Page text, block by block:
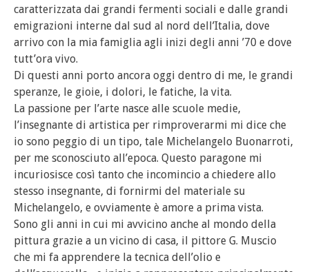
caratterizzata dai grandi fermenti sociali e dalle grandi
emigrazioni interne dal sud al nord dell’Italia, dove
arrivo con la mia famiglia agli inizi degli anni ’70 e dove
tutt’ora vivo.
Di questi anni porto ancora oggi dentro di me, le grandi
speranze, le gioie, i dolori, le fatiche, la vita.
La passione per l’arte nasce alle scuole medie,
l’insegnante di artistica per rimproverarmi mi dice che
io sono peggio di un tipo, tale Michelangelo Buonarroti,
per me sconosciuto all’epoca. Questo paragone mi
incuriosisce così tanto che incomincio a chiedere allo
stesso insegnante, di fornirmi del materiale su
Michelangelo, e ovviamente è amore a prima vista.
Sono gli anni in cui mi avvicino anche al mondo della
pittura grazie a un vicino di casa, il pittore G. Muscio
che mi fa apprendere la tecnica dell’olio e